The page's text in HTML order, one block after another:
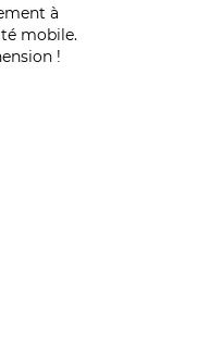
à
mobile.
!